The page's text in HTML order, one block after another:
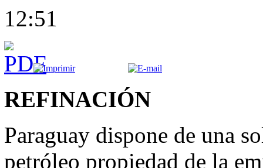
12:51
REFINACIÓN
Paraguay dispone de una
petróleo propiedad de la